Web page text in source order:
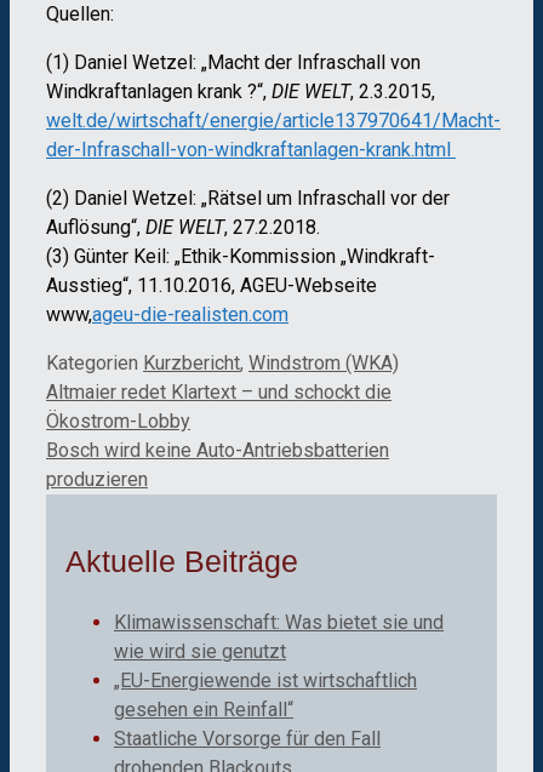
Quellen:
(1) Daniel Wetzel: „Macht der Infraschall von
Windkraftanlagen krank ?“, DIE WELT, 2.3.2015,
welt.de/wirtschaft/energie/article137970641/Macht-
der-Infraschall-von-windkraftanlagen-krank.html
(2) Daniel Wetzel: „Rätsel um Infraschall vor der
Auflösung“, DIE WELT, 27.2.2018.
(3) Günter Keil: „Ethik-Kommission „Windkraft-
Ausstieg“, 11.10.2016, AGEU-Webseite
www,ageu-die-realisten.com
Kategorien Kurzbericht, Windstrom (WKA)
Altmaier redet Klartext – und schockt die
Ökostrom-Lobby
Bosch wird keine Auto-Antriebsbatterien
produzieren
Aktuelle Beiträge
Klimawissenschaft: Was bietet sie und
wie wird sie genutzt
„EU-Energiewende ist wirtschaftlich
gesehen ein Reinfall“
Staatliche Vorsorge für den Fall